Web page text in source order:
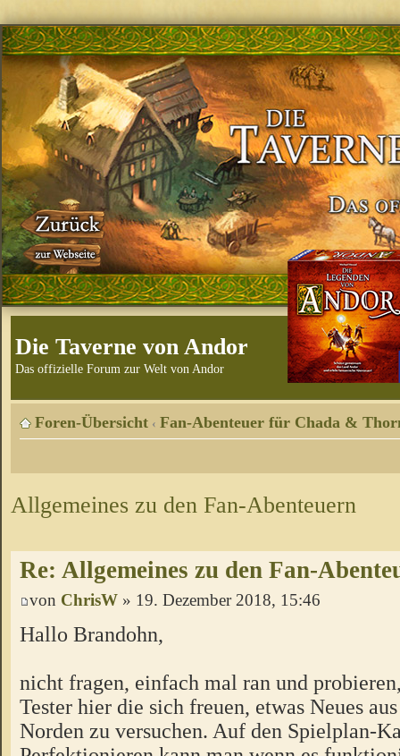
Die Taverne von Andor
Das offizielle Forum zur Welt von Andor
Foren-Übersicht ‹ Fan-Abenteuer für Chada &
Allgemeines zu den Fan-Abenteuern
Re: Allgemeines zu den Fan-
von ChrisW » 19. Dezember 2018, 15:46
Hallo Brandohn,
nicht fragen, einfach mal ran und
Tester hier die sich freuen, etwas Neues
Norden zu versuchen. Auf den Spielplan-